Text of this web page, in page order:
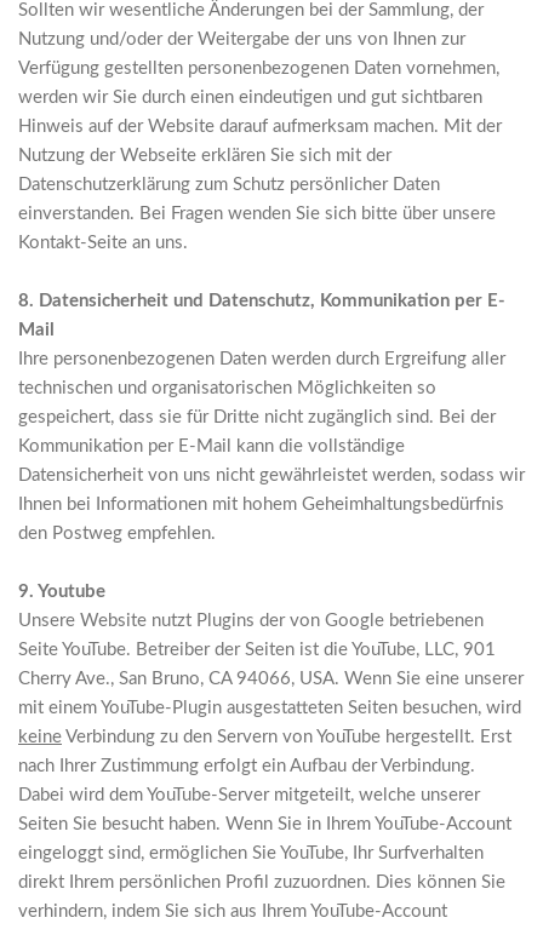
Sollten wir wesentliche Änderungen bei der Sammlung, der
Nutzung und/oder der Weitergabe der uns von Ihnen zur
Verfügung gestellten personenbezogenen Daten vornehmen,
werden wir Sie durch einen eindeutigen und gut sichtbaren
Hinweis auf der Website darauf aufmerksam machen. Mit der
Nutzung der Webseite erklären Sie sich mit der
Datenschutzerklärung zum Schutz persönlicher Daten
einverstanden. Bei Fragen wenden Sie sich bitte über unsere
Kontakt-Seite an uns.
8. Datensicherheit und Datenschutz, Kommunikation per E-
Mail
Ihre personenbezogenen Daten werden durch Ergreifung aller
technischen und organisatorischen Möglichkeiten so
gespeichert, dass sie für Dritte nicht zugänglich sind. Bei der
Kommunikation per E-Mail kann die vollständige
Datensicherheit von uns nicht gewährleistet werden, sodass wir
Ihnen bei Informationen mit hohem Geheimhaltungsbedürfnis
den Postweg empfehlen.
9. Youtube
Unsere Website nutzt Plugins der von Google betriebenen
Seite YouTube. Betreiber der Seiten ist die YouTube, LLC, 901
Cherry Ave., San Bruno, CA 94066, USA. Wenn Sie eine unserer
mit einem YouTube-Plugin ausgestatteten Seiten besuchen, wird
keine Verbindung zu den Servern von YouTube hergestellt. Erst
nach Ihrer Zustimmung erfolgt ein Aufbau der Verbindung.
Dabei wird dem YouTube-Server mitgeteilt, welche unserer
Seiten Sie besucht haben. Wenn Sie in Ihrem YouTube-Account
eingeloggt sind, ermöglichen Sie YouTube, Ihr Surfverhalten
direkt Ihrem persönlichen Profil zuzuordnen. Dies können Sie
verhindern, indem Sie sich aus Ihrem YouTube-Account